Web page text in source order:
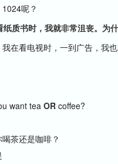
呢？
书时，我就非常沮丧。为
看电视时，一到广告，我也
want tea OR coffee?
茶还是咖啡？